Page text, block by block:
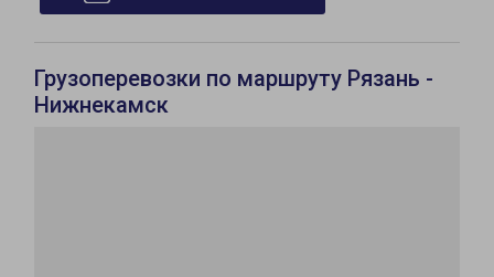
Грузоперевозки по маршруту Рязань -
Нижнекамск